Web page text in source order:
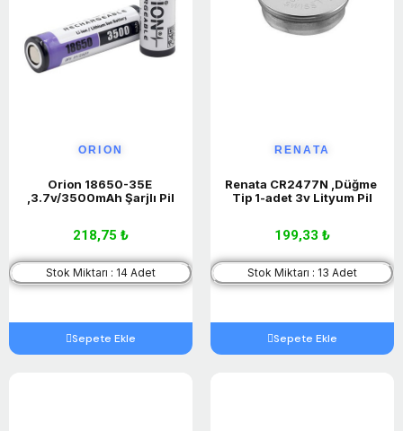
ORION
Orion 18650-35E
,3.7v/3500mAh Şarjlı Pil
218,75 ₺
Stok Miktarı : 14 Adet
Sepete Ekle
RENATA
Renata CR2477N ,Düğme
Tip 1-adet 3v Lityum Pil
199,33 ₺
Stok Miktarı : 13 Adet
Sepete Ekle